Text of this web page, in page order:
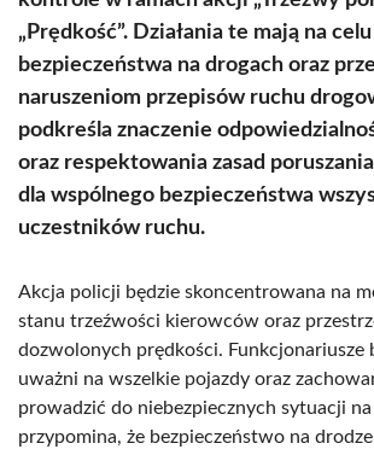
„Prędkość”. Działania te mają na
bezpieczeństwa na drogach oraz
naruszeniom przepisów ruchu
podkreśla znaczenie
oraz respektowania zasad
dla wspólnego bezpieczeństwa
uczestników ruchu.
Akcja policji będzie skoncentrowana na
stanu trzeźwości kierowców oraz
dozwolonych prędkości. Funkcjonariusze
uważni na wszelkie pojazdy oraz
prowadzić do niebezpiecznych sytuacji
przypomina, że bezpieczeństwo na